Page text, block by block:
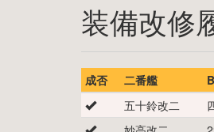
装備改修
成否 二番艦
五十鈴改二